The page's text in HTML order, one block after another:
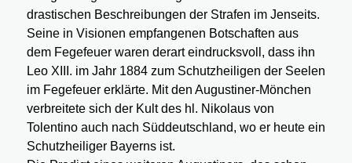
drastischen Beschreibungen der Strafen im Jenseits.
Seine in Visionen empfangenen Botschaften aus
dem Fegefeuer waren derart eindrucksvoll, dass ihn
Leo XIII. im Jahr 1884 zum Schutzheiligen der Seelen
im Fegefeuer erklärte. Mit den Augustiner-Mönchen
verbreitete sich der Kult des hl. Nikolaus von
Tolentino auch nach Süddeutschland, wo er heute ein
Schutzheiliger Bayerns ist.